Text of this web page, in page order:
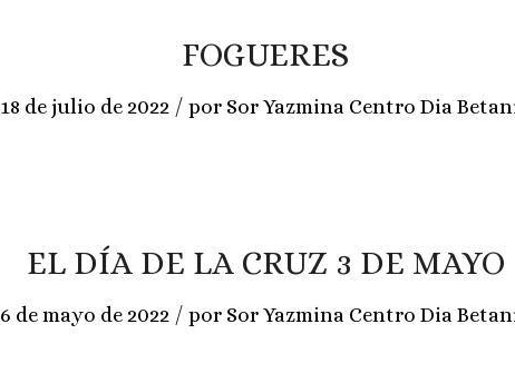
FOGUERES
18 de julio de 2022 / por Sor Yazmina Centro Dia
EL DÍA DE LA CRUZ 3 DE MAYO
6 de mayo de 2022 / por Sor Yazmina Centro Dia